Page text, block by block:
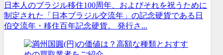
日本人のブラジル移住100周年、およびそれを祝うために
制定された「日本ブラジル交流年」の記念硬貨である日
伯交流年・移住百年記念硬貨。 発行さ...